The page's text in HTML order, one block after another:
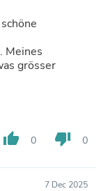
Meines
grösser
thumb_up 0 thumb_down 0
7 Dec 2025